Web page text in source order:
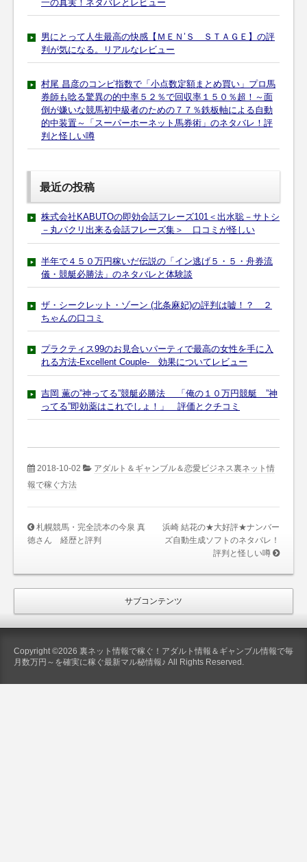
一の真実！ネタバレとレビュー
男にとって人生最高の快感【ＭＥＮ’Ｓ ＳＴＡＧＥ】の評
判が気になる。リアルなレビュー
村尾 昌彦のコンピ指数で「小点数定額まとめ買い」プロ馬
券師も唸る驚異の的中率５２％で回収率１５０％超！～面
倒が嫌いな競馬初中級者のための７７％鉄板軸による自動
的中装置～「スーパーホーネット馬券術」のネタバレ！評
判と怪しい噂
最近の投稿
株式会社KABUTOの即効会話フレーズ101＜出水聡－サトシ
－丸パクリ出来る会話フレーズ集＞ 口コミが怪しい
半年で４５０万円稼いだ伝説の「イン逃げ５・５・舟券流
儀・競艇必勝法」のネタバレと体験談
ザ・シークレット・ゾーン (北条麻妃)の評判は嘘！？ ２
ちゃんの口コミ
プラクティス99のお見合いパーティで最高の女性を手に入
れる方法-Excellent Couple- 効果についてレビュー
吉岡 薫の”神ってる”競艇必勝法 「俺の１０万円競艇 ”神
ってる”即効薬はこれでしょ！」 評価とクチコミ
2018-10-02
アダルト＆ギャンブル＆恋愛ビジネス裏ネット情
報で稼ぐ方法
札幌競馬・完全読本の今泉 真
徳さん 経歴と評判
浜崎 結花の★大好評★ナンバー
ズ自動生成ソフトのネタバレ！
評判と怪しい噂
サブコンテンツ
Copyright ©2026 裏ネット情報で稼ぐ！アダルト情報＆ギャンブル情報で毎
月数万円～を確実に稼ぐ最新マル秘情報♪ All Rights Reserved.